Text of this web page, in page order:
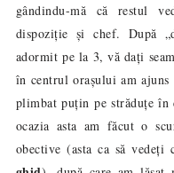
gândindu-mă că restul
dispoziție și chef. După
adormit pe la 3, vă dați
în centrul orașului am ajuns
plimbat puțin pe străduțe în
ocazia asta am făcut o
obective (asta ca să vedeți